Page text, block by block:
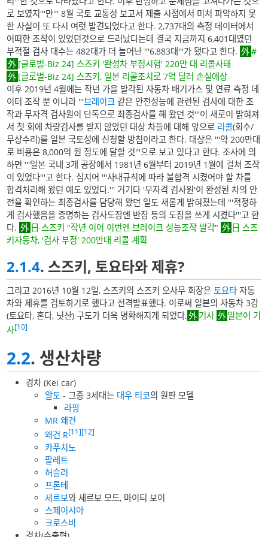
로 보였지'''만''' 8월 국토 교통성 보고서 제출 시점에서 미처 파악하지 못
한 사실이 또 다시 여럿 발견되었다고 한다. 2,737대의 측정 데이터에서
어떠한 조작이 있었던것으로 드러났다는데 결국 지금까지 6,401대였던
부적절 검사 대수는 482대가 더 늘어난 '''6,883대'''가 됐다고 한다.
#
[글로벌-Biz 24] 스즈키 '완성차 부정시험' 220만 대 리콜사태
[글로벌-Biz 24] 스즈키, 일본 리콜조치로 7억 달러 손실에상
이후 2019년 4월에는 작년 가을 발각된 자동차 배기가스 및 연료 측정 데
이터 조작 뿐 아니라 '''브레이크 같은 안전성능에 관련된 검사에 대한 조
작과 무자격 검사원이 단독으로 최종검사를 해 왔던 것'''이 새로이 밝혀져
서 첫 회에 차량검사를 받지 않았던 대상 차들에 대해 앞으로 리콜(회수/
무상수리)를 일본 국토성에 신청할 방침이라고 한다. 대상은 '''약 200만대
로 비용은 8,000억 원 정도에 달할 것'''으로 보고 있다고 한다. 조사에 의
하면 '''일본 국내 3개 공장에서 1981년 6월부터 2019년 1월에 걸쳐 조작
이 있었다'''고 한다. 심지어 '''사내규칙에 따라 불합격 시켰어야 할 차를
합격처리해 왔던 예도 있었다.''' 거기다 '무자격 검사원'이 완성된 차의 안
전을 확인하는 최종검사를 담당해 왔던 일도 새롭게 밝혀졌는데 '''적정하
게 검사했음을 증명하는 검사도장엔 반장 등의 도장을 쓰게 시켰다'''고 한
다.
日 스즈키 "작년 이어 이번엔 브레이크 성능조작 발각"
日 스즈
키자동차, '검사 부정' 200만대 리콜 계획
2.1.4. 스즈키, 토요타와 제휴?
그리고 2016년 10월 12일, 스즈키의 스즈키 오사무 회장은토요타 자동
차와 제휴를 검토하기로 했다고 전격발표했다. 이로써 일본의 자동차 3강
(토요타, 혼다, 닛산) 구도가 더욱 명확해지게 되었다.
기사
일본어 기
사[10]
2.2. 생산차량
경차 (Kei car)
알토 - 그중 3세대는 대우 티코의 원판 모델
라팡
MR 왜건
왜건 R[11][12]
카푸치노
팔레트
허슬러
프론테
세르보와 세르보 모드, 마이티 보이
스페이시아
크로스비